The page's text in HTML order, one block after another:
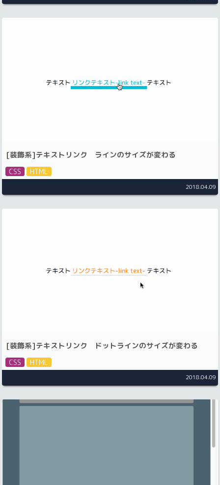
[装飾系]テキストリンク ラインのサイズが変わる
CSS HTML
2018.04.09
[装飾系]テキストリンク ドットラインのサイズが変わる
CSS HTML
2018.04.09